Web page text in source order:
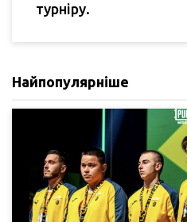
турніру.
Найпопулярніше